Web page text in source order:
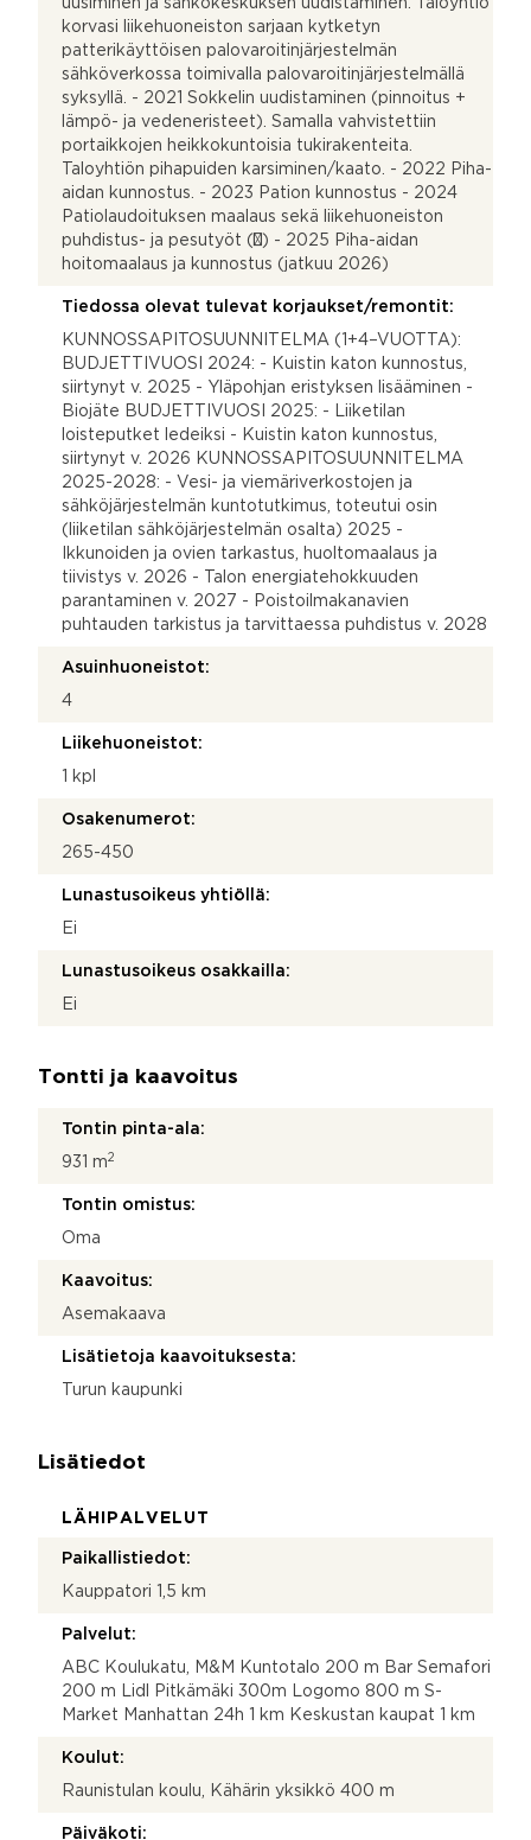
uusiminen ja sähkökeskuksen uudistaminen. Taloyhtiö
korvasi liikehuoneiston sarjaan kytketyn
patterikäyttöisen palovaroitinjärjestelmän
sähköverkossa toimivalla palovaroitinjärjestelmällä
syksyllä. - 2021 Sokkelin uudistaminen (pinnoitus +
lämpö- ja vedeneristeet). Samalla vahvistettiin
portaikkojen heikkokuntoisia tukirakenteita.
Taloyhtiön pihapuiden karsiminen/kaato. - 2022 Piha-
aidan kunnostus. - 2023 Pation kunnostus - 2024
Patiolaudoituksen maalaus sekä liikehuoneiston
puhdistus- ja pesutyöt (½) - 2025 Piha-aidan
hoitomaalaus ja kunnostus (jatkuu 2026)
Tiedossa olevat tulevat korjaukset/remontit:
KUNNOSSAPITOSUUNNITELMA (1+4–VUOTTA):
BUDJETTIVUOSI 2024: - Kuistin katon kunnostus,
siirtynyt v. 2025 - Yläpohjan eristyksen lisääminen -
Biojäte BUDJETTIVUOSI 2025: - Liiketilan
loisteputket ledeiksi - Kuistin katon kunnostus,
siirtynyt v. 2026 KUNNOSSAPITOSUUNNITELMA
2025-2028: - Vesi- ja viemäriverkostojen ja
sähköjärjestelmän kuntotutkimus, toteutui osin
(liiketilan sähköjärjestelmän osalta) 2025 -
Ikkunoiden ja ovien tarkastus, huoltomaalaus ja
tiivistys v. 2026 - Talon energiatehokkuuden
parantaminen v. 2027 - Poistoilmakanavien
puhtauden tarkistus ja tarvittaessa puhdistus v. 2028
Asuinhuoneistot:
4
Liikehuoneistot:
1 kpl
Osakenumerot:
265-450
Lunastusoikeus yhtiöllä:
Ei
Lunastusoikeus osakkailla:
Ei
Tontti ja kaavoitus
Tontin pinta-ala:
931 m2
Tontin omistus:
Oma
Kaavoitus:
Asemakaava
Lisätietoja kaavoituksesta:
Turun kaupunki
Lisätiedot
LÄHIPALVELUT
Paikallistiedot:
Kauppatori 1,5 km
Palvelut:
ABC Koulukatu, M&M Kuntotalo 200 m Bar Semafori
200 m Lidl Pitkämäki 300m Logomo 800 m S-
Market Manhattan 24h 1 km Keskustan kaupat 1 km
Koulut:
Raunistulan koulu, Kähärin yksikkö 400 m
Päiväkoti: